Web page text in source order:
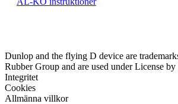
Dunlop and the flying D device are
Rubber Group and are used under License
Integritet
Cookies
Allmänna villkor